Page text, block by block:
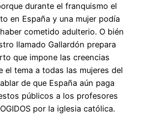
durante el franquismo el
en España y una mujer podía
cometido adulterio. O bién
llamado Gallardón prepara
que impone las creencias
el tema a todas las mujeres del
de que España aún paga
públicos a los profesores
por la iglesia católica.